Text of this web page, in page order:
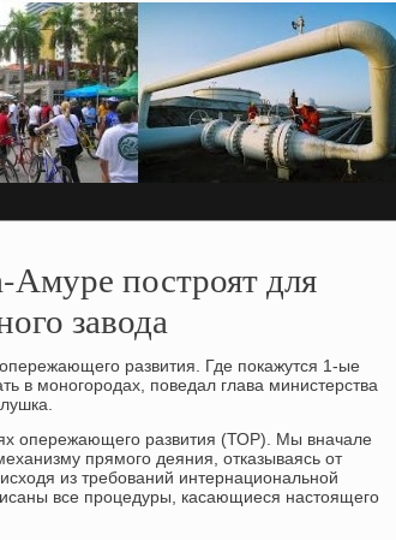
построят для
завода
развития. Где покажутся 1-ые
в моногородах, поведал глава министерства
опережающего развития (ТОР). Мы вначале
прямого деяния, отказываясь от
из требований интернациональной
все процедуры, касающиеся настоящего